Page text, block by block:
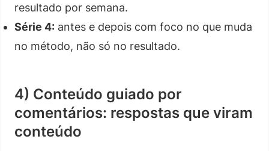
resultado por semana.
Série 4: antes e depois com foco no que muda
no método, não só no resultado.
4) Conteúdo guiado por
comentários: respostas que viram
conteúdo